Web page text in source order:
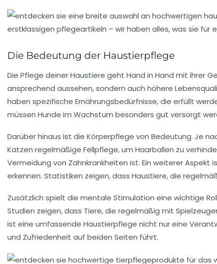
Die Bedeutung der Haustierpflege
Die Pflege deiner Haustiere geht Hand in Hand mit ihrer
ansprechend aussehen, sondern auch höhere
haben spezifische Ernährungsbedürfnisse, die erfüllt
müssen Hunde im Wachstum besonders gut versorgt
Darüber hinaus ist die Körperpflege von Bedeutung. Je
Katzen regelmäßige Fellpflege, um Haarballen zu
Vermeidung von Zahnkrankheiten ist. Ein weiterer
erkennen. Statistiken zeigen, dass Haustiere, die
Zusätzlich spielt die mentale Stimulation eine wichtige
Studien zeigen, dass Tiere, die regelmäßig mit
ist eine umfassende Haustierpflege nicht nur eine
und Zufriedenheit auf beiden Seiten führt.